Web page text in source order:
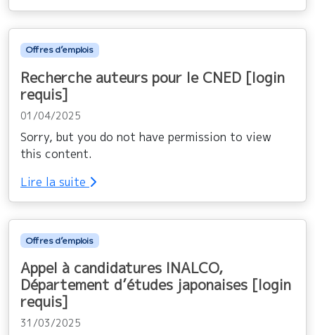
Offres d’emplois
Recherche auteurs pour le CNED [login
requis]
01/04/2025
Sorry, but you do not have permission to view
this content.
Lire la suite
Offres d’emplois
Appel à candidatures INALCO,
Département d’études japonaises [login
requis]
31/03/2025